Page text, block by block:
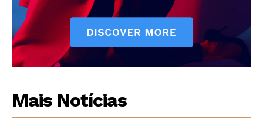
Mais Notícias